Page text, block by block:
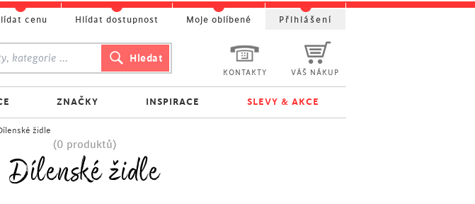
židle
(0 produktů)
Dílenské židle
KONTAKTY VÁŠ NÁKUP
ZNAČKY INSPIRACE SLEVY & AKCE
cenu Hlídat dostupnost Moje oblíbené Přihlášení